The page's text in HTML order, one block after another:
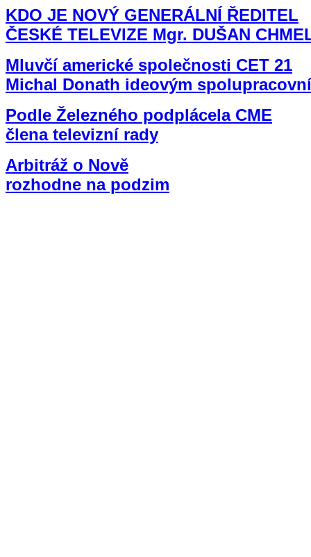
KDO JE NOVÝ GENERÁLNÍ ŘEDITEL
ČESKÉ TELEVIZE Mgr. DUŠAN
Mluvčí americké společnosti CET 21
Michal Donath ideovým
Podle Železného podplácela CME
člena televizní rady
Arbitráž o Nově
rozhodne na podzim